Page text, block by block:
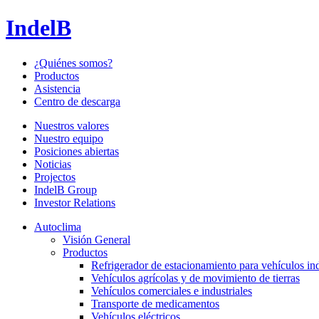
IndelB
¿Quiénes somos?
Productos
Asistencia
Centro de descarga
Nuestros valores
Nuestro equipo
Posiciones abiertas
Noticias
Projectos
IndelB Group
Investor Relations
Autoclima
Visión General
Productos
Refrigerador de estacionamiento para vehículos
Vehículos agrícolas y de movimiento de tierras
Vehículos comerciales e industriales
Transporte de medicamentos
Vehículos eléctricos